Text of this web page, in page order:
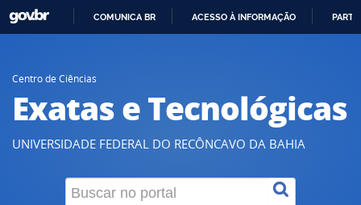
COMUNICA BR ACESSO À INFORMAÇÃO
Centro de Ciências
Exatas e Tecnológicas
UNIVERSIDADE FEDERAL DO RECÔNCAVO DA BAHIA